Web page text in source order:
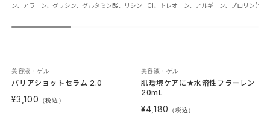
ン、アラニン、グリシン、グルタミン酸、リシンHCI、トレオニン、アルギニン、プロリ
バリアショットセラム 2.0
美容液・ゲル
¥3,100 （税込）
肌環境ケアに★水溶性フラーレン
20mL
美容液・ゲル
¥4,180 （税込）